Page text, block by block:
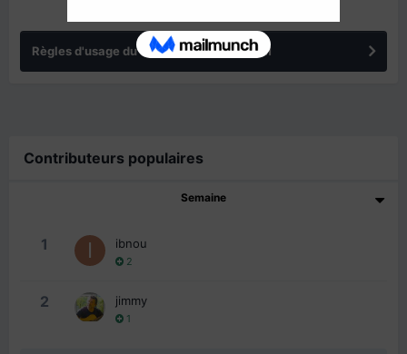
Règles d'usage du forum IMMIGRER.COM
Contributeurs populaires
Semaine
1 ibnou
2
2 jimmy
1